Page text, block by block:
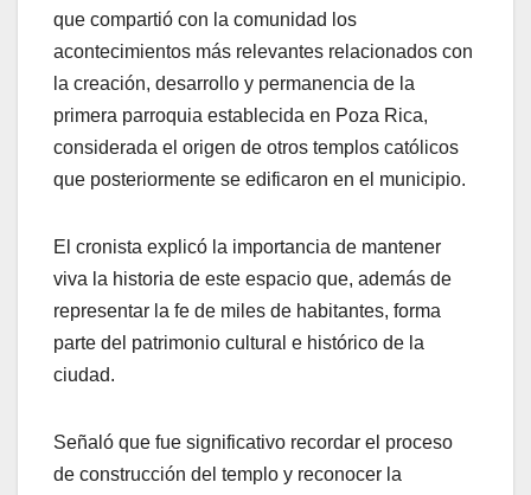
que compartió con la comunidad los
acontecimientos más relevantes relacionados con
la creación, desarrollo y permanencia de la
primera parroquia establecida en Poza Rica,
considerada el origen de otros templos católicos
que posteriormente se edificaron en el municipio.
El cronista explicó la importancia de mantener
viva la historia de este espacio que, además de
representar la fe de miles de habitantes, forma
parte del patrimonio cultural e histórico de la
ciudad.
Señaló que fue significativo recordar el proceso
de construcción del templo y reconocer la